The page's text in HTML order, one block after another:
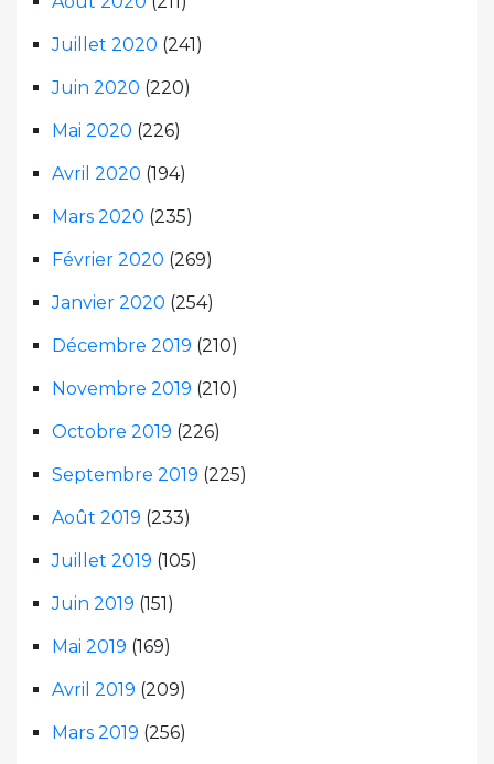
Juillet 2020 (241)
Juin 2020 (220)
Mai 2020 (226)
Avril 2020 (194)
Mars 2020 (235)
Février 2020 (269)
Janvier 2020 (254)
Décembre 2019 (210)
Novembre 2019 (210)
Octobre 2019 (226)
Septembre 2019 (225)
Août 2019 (233)
Juillet 2019 (105)
Juin 2019 (151)
Mai 2019 (169)
Avril 2019 (209)
Mars 2019 (256)